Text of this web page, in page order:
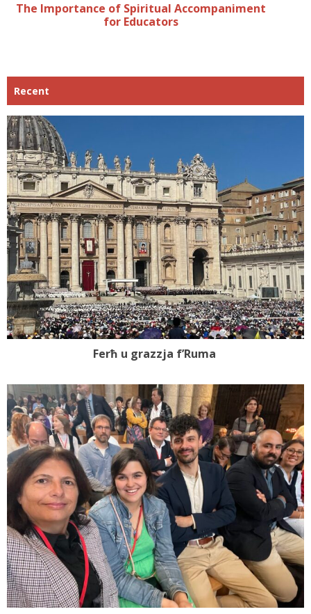
The Importance of Spiritual Accompaniment
for Educators
Recent
Ferħ u grazzja f’Ruma